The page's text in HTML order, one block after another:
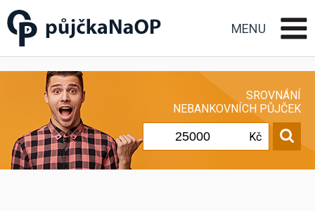
Půjčka na OP občanský
průkaz
MENU
SROVNÁNÍ
NEBANKOVNÍCH PŮJČEK
Kč